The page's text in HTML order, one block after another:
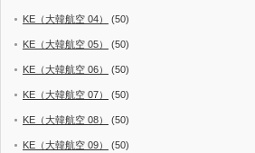
KE（大韓航空 04） (50)
KE（大韓航空 05） (50)
KE（大韓航空 06） (50)
KE（大韓航空 07） (50)
KE（大韓航空 08） (50)
KE（大韓航空 09） (50)